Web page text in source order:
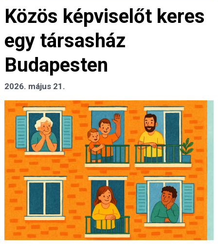
Közös képviselőt keres
egy társasház
Budapesten
2026. május 21.